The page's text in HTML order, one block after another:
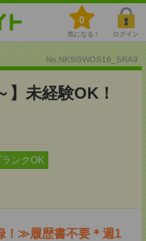
0
気になる！ ログイン
No.NKSGWOS16_SRA9
】未経験OK！
ランクOK
！≫履歴書不要＊週1